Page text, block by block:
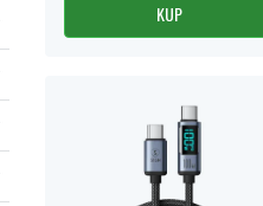
KUP